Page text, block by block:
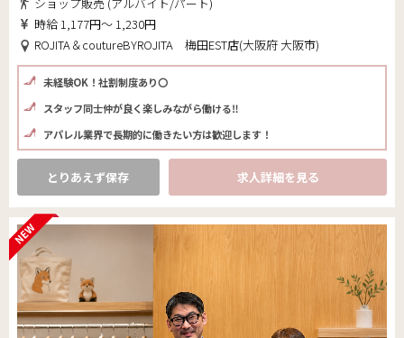
時給 1,177円～ 1,230円
ROJITA＆coutureBYROJITA 梅田EST店(大阪府 大阪市)
未経験OK！社割制度あり〇
スタッフ同士仲が良く楽しみながら働ける‼
アパレル業界で長期的に働きたい方は歓迎します！
とりあえず保存 求人詳細を見る